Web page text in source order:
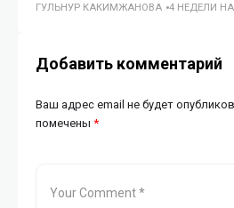
ГУЛЬНУР КАКИМЖАНОВА 4 НЕДЕЛИ
Добавить комментарий
Ваш адрес email не будет
помечены *